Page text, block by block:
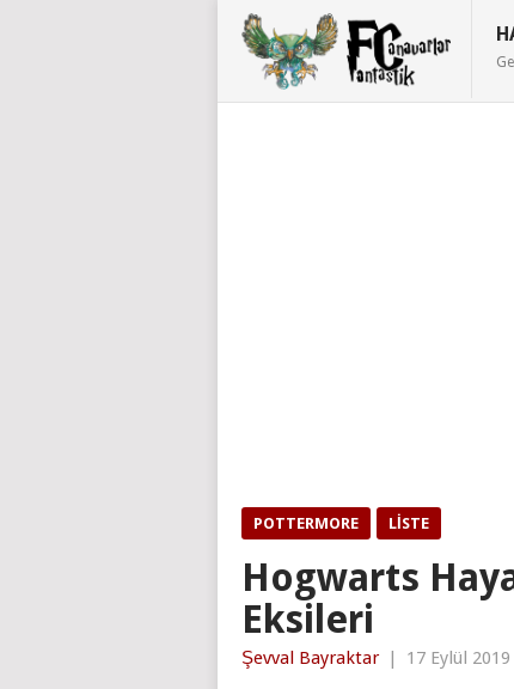
POTTERMORE LISTE
Hogwarts
Eksileri
Şevval Bayraktar | 17 Eylül 2019